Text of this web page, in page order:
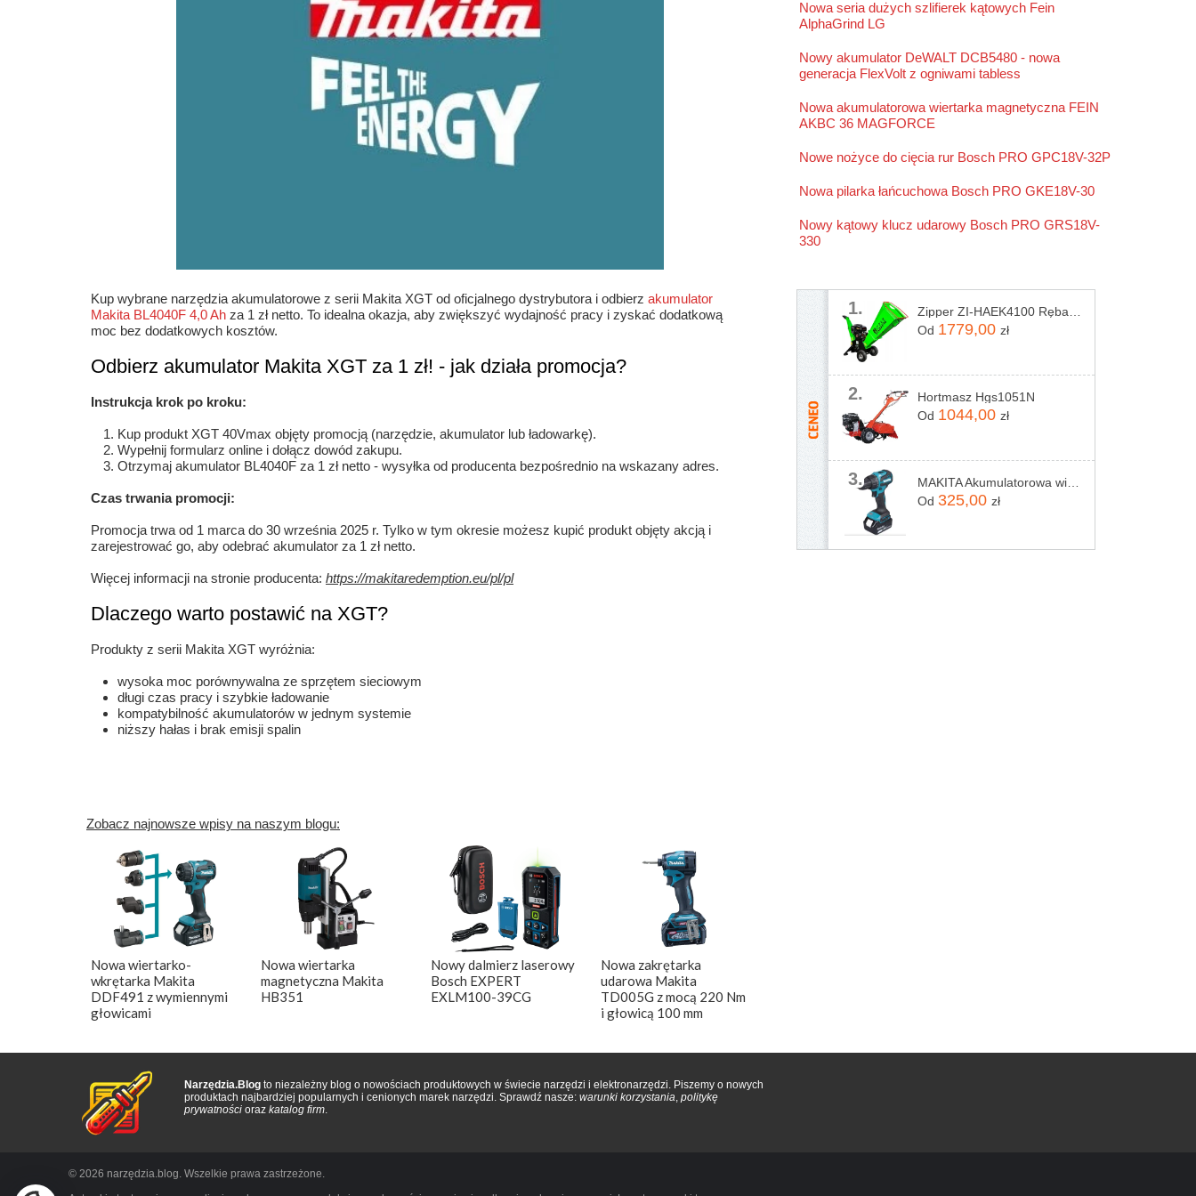
Stanley
Kup wybrane narzędzia akumulatorowe z serii Makita XGT od oficjalnego dystrybutora i odbierz akumulator
Makita BL4040F 4,0 Ah za 1 zł netto. To idealna okazja, aby zwiększyć wydajność pracy i zyskać dodatkową
moc bez dodatkowych kosztów.
Odbierz akumulator Makita XGT za 1 zł! - jak działa promocja?
Instrukcja krok po kroku:
Kup produkt XGT 40Vmax objęty promocją (narzędzie, akumulator lub ładowarkę).
Wypełnij formularz online i dołącz dowód zakupu.
Otrzymaj akumulator BL4040F za 1 zł netto - wysyłka od producenta bezpośrednio na wskazany adres.
Czas trwania promocji:
Promocja trwa od 1 marca do 30 września 2025 r. Tylko w tym okresie możesz kupić produkt objęty akcją i
zarejestrować go, aby odebrać akumulator za 1 zł netto.
Więcej informacji na stronie producenta: https://makitaredemption.eu/pl/pl
Dlaczego warto postawić na XGT?
Produkty z serii Makita XGT wyróżnia:
wysoka moc porównywalna ze sprzętem sieciowym
długi czas pracy i szybkie ładowanie
kompatybilność akumulatorów w jednym systemie
niższy hałas i brak emisji spalin
Zobacz najnowsze wpisy na naszym blogu:
Nowa wiertarko-
wkrętarka Makita
DDF491 z wymiennymi
głowicami
Nowa wiertarka
magnetyczna Makita
HB351
Nowy dalmierz laserowy
Bosch EXPERT
EXLM100-39CG
Nowa zakrętarka
udarowa Makita
TD005G z mocą 220 Nm
i głowicą 100 mm
1.
Od 1779,00 zł
2.
Hortmasz Hgs1051N
Od 1044,00 zł
3.
Od 325,00 zł
Nowa seria dużych szlifierek kątowych Fein
AlphaGrind LG
Nowy akumulator DeWALT DCB5480 - nowa
generacja FlexVolt z ogniwami tabless
Nowa akumulatorowa wiertarka magnetyczna FEIN
AKBC 36 MAGFORCE
Nowe nożyce do cięcia rur Bosch PRO GPC18V-32P
Nowa pilarka łańcuchowa Bosch PRO GKE18V-30
Nowy kątowy klucz udarowy Bosch PRO GRS18V-
330
Narzędzia.Blog to niezależny blog o nowościach produktowych w świecie narzędzi i elektronarzędzi. Piszemy o nowych
produktach najbardziej popularnych i cenionych marek narzędzi. Sprawdź nasze: warunki korzystania, politykę
prywatności oraz katalog firm.
© 2026 narzędzia.blog. Wszelkie prawa zastrzeżone.